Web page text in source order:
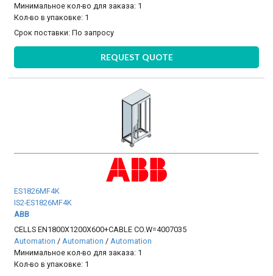
Минимальное кол-во для заказа: 1
Кол-во в упаковке: 1
Срок поставки:По запросу
REQUEST QUOTE
ES1826MF4K
IS2-ES1826MF4K
ABB
CELLS EN1800X1200X600+CABLE CO.W=4007035
Automation /Automation /Automation
Минимальное кол-во для заказа: 1
Кол-во в упаковке: 1